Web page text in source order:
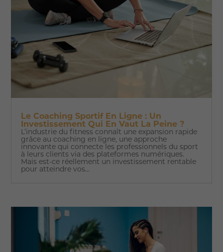
Le Coaching Sportif En Ligne : Un
Investissement Qui En Vaut La Peine ?
L’industrie du fitness connaît une expansion rapide
grâce au coaching en ligne, une approche
innovante qui connecte les professionnels du sport
à leurs clients via des plateformes numériques.
Mais est-ce réellement un investissement rentable
pour atteindre vos...